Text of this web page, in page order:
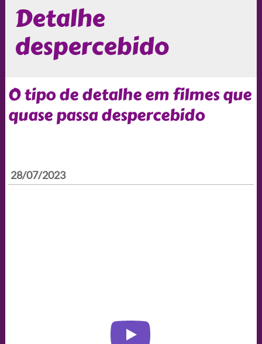
Detalhe
despercebido
O tipo de detalhe em filmes que
quase passa despercebido
28/07/2023